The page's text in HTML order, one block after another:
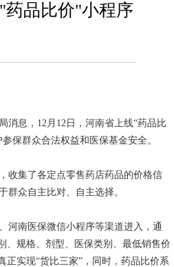
药品比价"小程序
息，12月12日，河南省上线“药品比
保群众合法权益和医保基金安全。
集了各定点零售药店药品的价格信
群众自主比对、自主选择。
南医保微信小程序等渠道进入，通
、规格、剂型、医保类别、最低销售价
正实现“货比三家”，同时，药品比价系